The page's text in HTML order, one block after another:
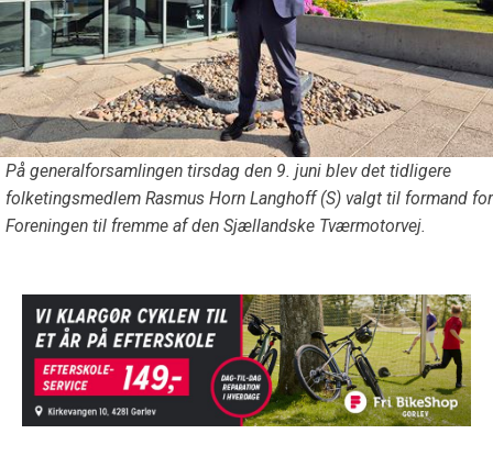
På generalforsamlingen tirsdag den 9. juni blev det tidligere
folketingsmedlem Rasmus Horn Langhoff (S) valgt til formand for
Foreningen til fremme af den Sjællandske Tværmotorvej.